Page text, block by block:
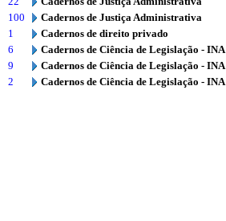
100
Cadernos de Justiça Administrativa
1
Cadernos de direito privado
6
Cadernos de Ciência de Legislação - INA
9
Cadernos de Ciência de Legislação - INA
2
Cadernos de Ciência de Legislação - INA